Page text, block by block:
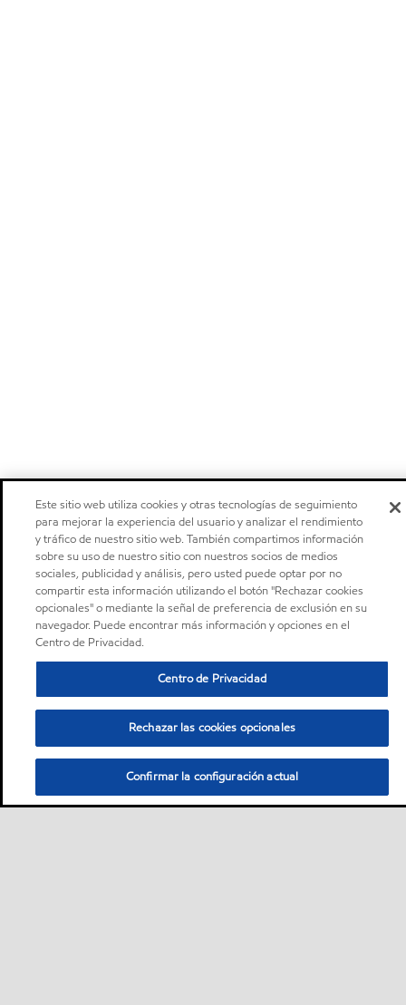
Este sitio web utiliza cookies y otras tecnologías de seguimiento
para mejorar la experiencia del usuario y analizar el rendimiento
y tráfico de nuestro sitio web. También compartimos información
sobre su uso de nuestro sitio con nuestros socios de medios
sociales, publicidad y análisis, pero usted puede optar por no
compartir esta información utilizando el botón "Rechazar cookies
opcionales" o mediante la señal de preferencia de exclusión en su
navegador. Puede encontrar más información y opciones en el
Centro de Privacidad.
Centro de Privacidad
Rechazar las cookies opcionales
Confirmar la configuración actual